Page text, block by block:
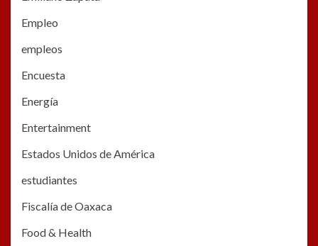
Empleo
empleos
Encuesta
Energía
Entertainment
Estados Unidos de América
estudiantes
Fiscalía de Oaxaca
Food & Health